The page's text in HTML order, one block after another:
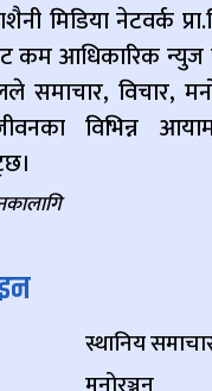
मिडिया नेटवर्क
कम आधिकारिक न्युज
समाचार, विचार,
विभिन्न
स्थानिय